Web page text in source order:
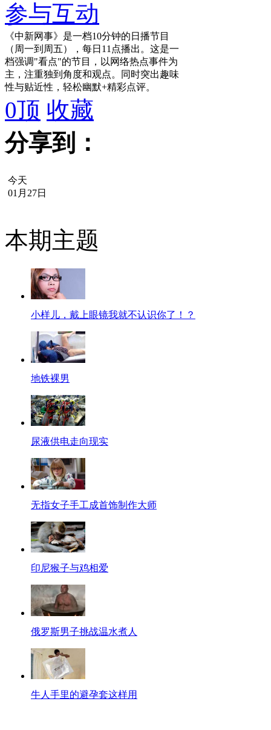
参与互动
《中新网事》是一档10分钟的日播节目
（周一到周五），每日11点播出。这是一
档强调"看点"的节目，以网络热点事件为
主，注重独到角度和观点。同时突出趣味
性与贴近性，轻松幽默+精彩点评。
0顶 收藏
分享到：
今天
01月27日
本期主题
小样儿，戴上眼镜我就不认识你了！？
地铁裸男
尿液供电走向现实
无指女子手工成首饰制作大师
印尼猴子与鸡相爱
俄罗斯男子挑战温水煮人
牛人手里的避孕套这样用